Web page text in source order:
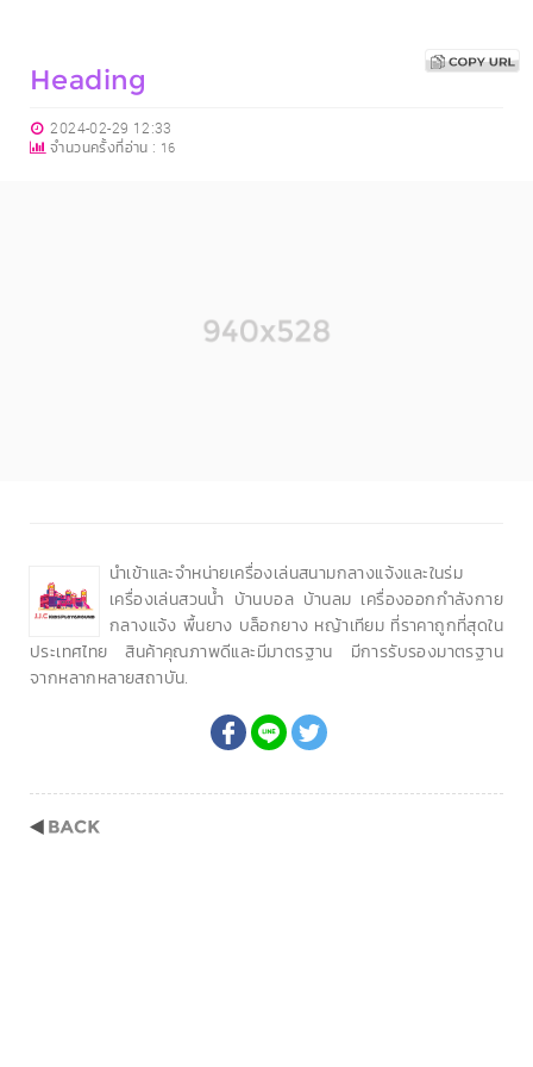
Heading
2024-02-29 12:33
จำนวนครั้งที่อ่าน : 16
นำเข้าและจำหน่ายเครื่องเล่นสนามกลางแจ้งและในร่ม
เครื่องเล่นสวนน้ำ บ้านบอล บ้านลม เครื่องออกกำลังกาย
กลางแจ้ง พื้นยาง บล็อกยาง หญ้าเทียม ที่ราคาถูกที่สุดใน
ประเทศไทย สินค้าคุณภาพดีและมีมาตรฐาน มีการรับรองมาตรฐาน
จากหลากหลายสถาบัน.